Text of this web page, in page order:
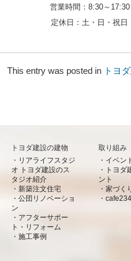
営業時間： 8:30～17:30
定休日： 土・日・祝日
This entry was posted in トヨ
トヨダ建設の建物
リアライフスタジ
オ トヨダ建設のス
タジオ紹介
新築注文住宅
公団リノベーショ
ン
アフターサポー
ト・リフォーム
施工事例
取り組み
イベン
トヨダ
ント
家づく